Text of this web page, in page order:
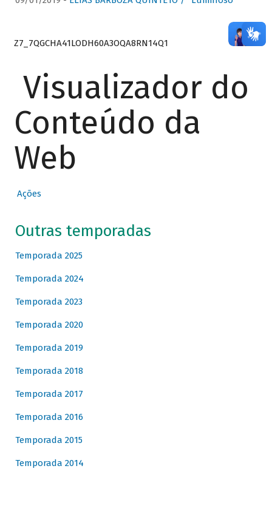
Z7_7QGCHA41LODH60A3OQA8RN14Q1
Visualizador do
Conteúdo da
Web
Ações
Outras temporadas
Temporada 2025
Temporada 2024
Temporada 2023
Temporada 2020
Temporada 2019
Temporada 2018
Temporada 2017
Temporada 2016
Temporada 2015
Temporada 2014